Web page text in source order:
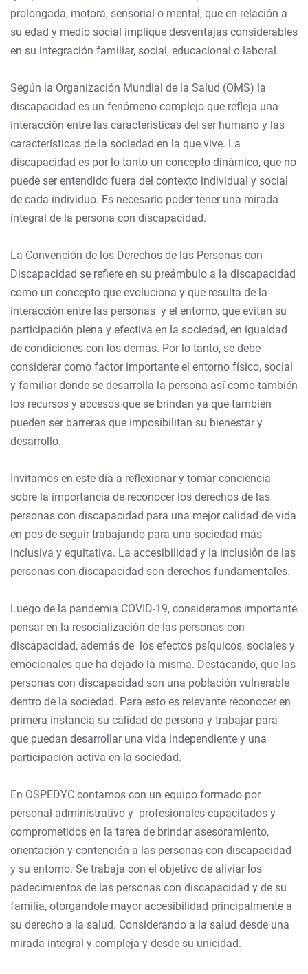
prolongada, motora, sensorial o mental, que en relación a
su edad y medio social implique desventajas considerables
en su integración familiar, social, educacional o laboral.
Según la Organización Mundial de la Salud (OMS) la
discapacidad es un fenómeno complejo que refleja una
interacción entre las características del ser humano y las
características de la sociedad en la que vive. La
discapacidad es por lo tanto un concepto dinámico, que no
puede ser entendido fuera del contexto individual y social
de cada individuo. Es necesario poder tener una mirada
integral de la persona con discapacidad.
La Convención de los Derechos de las Personas con
Discapacidad se refiere en su preámbulo a la discapacidad
como un concepto que evoluciona y que resulta de la
interacción entre las personas y el entorno, que evitan su
participación plena y efectiva en la sociedad, en igualdad
de condiciones con los demás. Por lo tanto, se debe
considerar como factor importante el entorno físico, social
y familiar donde se desarrolla la persona así como también
los recursos y accesos que se brindan ya que también
pueden ser barreras que imposibilitan su bienestar y
desarrollo.
Invitamos en este día a reflexionar y tomar conciencia
sobre la importancia de reconocer los derechos de las
personas con discapacidad para una mejor calidad de vida
en pos de seguir trabajando para una sociedad más
inclusiva y equitativa. La accesibilidad y la inclusión de las
personas con discapacidad son derechos fundamentales.
Luego de la pandemia COVID-19, consideramos importante
pensar en la resocialización de las personas con
discapacidad, además de los efectos psíquicos, sociales y
emocionales que ha dejado la misma. Destacando, que las
personas con discapacidad son una población vulnerable
dentro de la sociedad. Para esto es relevante reconocer en
primera instancia su calidad de persona y trabajar para
que puedan desarrollar una vida independiente y una
participación activa en la sociedad.
En OSPEDYC contamos con un equipo formado por
personal administrativo y profesionales capacitados y
comprometidos en la tarea de brindar asesoramiento,
orientación y contención a las personas con discapacidad
y su entorno. Se trabaja con el objetivo de aliviar los
padecimientos de las personas con discapacidad y de su
familia, otorgándole mayor accesibilidad principalmente a
su derecho a la salud. Considerando a la salud desde una
mirada integral y compleja y desde su unicidad.